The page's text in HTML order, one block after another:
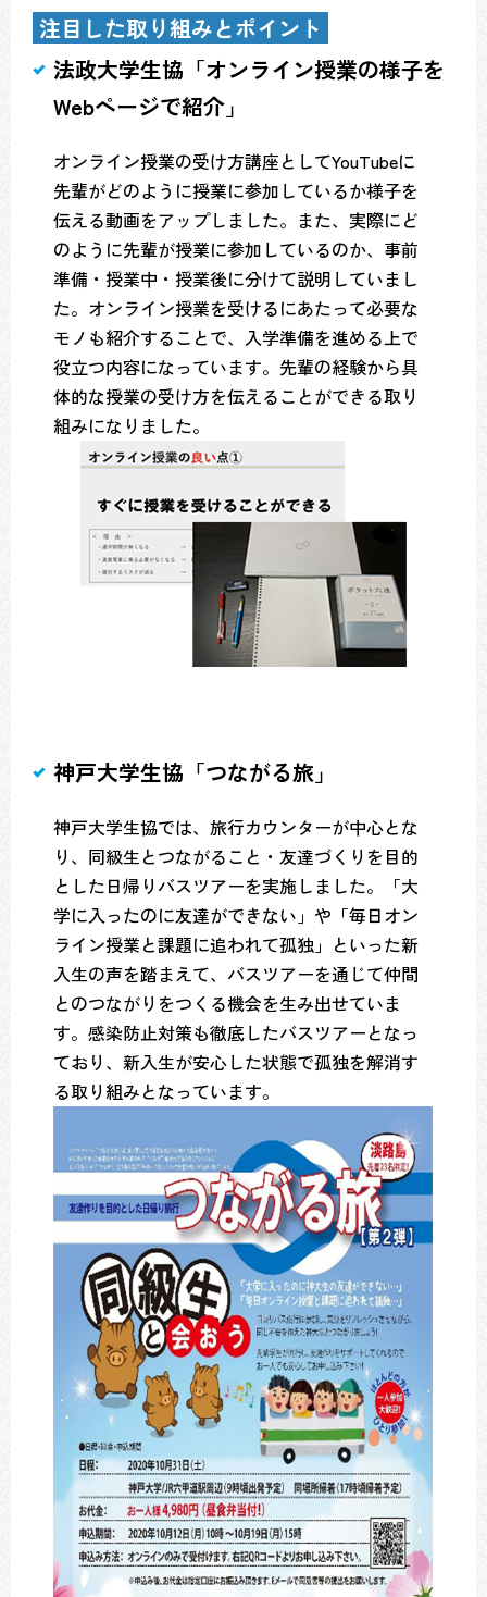
注目した取り組みとポイント
法政大学生協「オンライン授業の様子を
Webページで紹介」
オンライン授業の受け方講座としてYouTubeに
先輩がどのように授業に参加しているか様子を
伝える動画をアップしました。また、実際にど
のように先輩が授業に参加しているのか、事前
準備・授業中・授業後に分けて説明していまし
た。オンライン授業を受けるにあたって必要な
モノも紹介することで、入学準備を進める上で
役立つ内容になっています。先輩の経験から具
体的な授業の受け方を伝えることができる取り
組みになりました。
神戸大学生協「つながる旅」
神戸大学生協では、旅行カウンターが中心とな
り、同級生とつながること・友達づくりを目的
とした日帰りバスツアーを実施しました。「大
学に入ったのに友達ができない」や「毎日オン
ライン授業と課題に追われて孤独」といった新
入生の声を踏まえて、バスツアーを通じて仲間
とのつながりをつくる機会を生み出せていま
す。感染防止対策も徹底したバスツアーとなっ
ており、新入生が安心した状態で孤独を解消す
る取り組みとなっています。